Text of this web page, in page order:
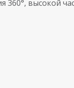
360°, высокой